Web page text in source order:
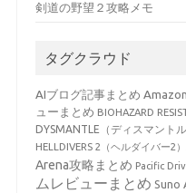
剣道の野望２攻略メモ
タグクラウド
AIブログ記事まとめ
ューまとめ BIOHAZARD
DYSMANTLE（ディスマント
HELLDIVERS 2（ヘルダイバー2
Arena攻略まとめ Pacific
ムレビューまとめ Suno